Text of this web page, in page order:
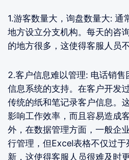
1.游客数量大，询盘数量大: 通
地方设立分支机构。每天的咨
的地方很多，这使得客服人员不
2.客户信息难以管理: 电话销
信息系统的支持。在客户开发
传统的纸和笔记录客户信息。
影响工作效率，而且容易造成
外，在数据管理方面，一般企
行管理，但Excel表格不仅过于
新，这使得客服人员很难及时